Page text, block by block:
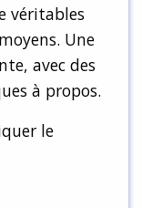
véritables
Une
avec des
à propos.
le